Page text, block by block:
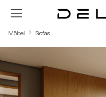
Zum Hauptinhalt springen
Möbel Sofas